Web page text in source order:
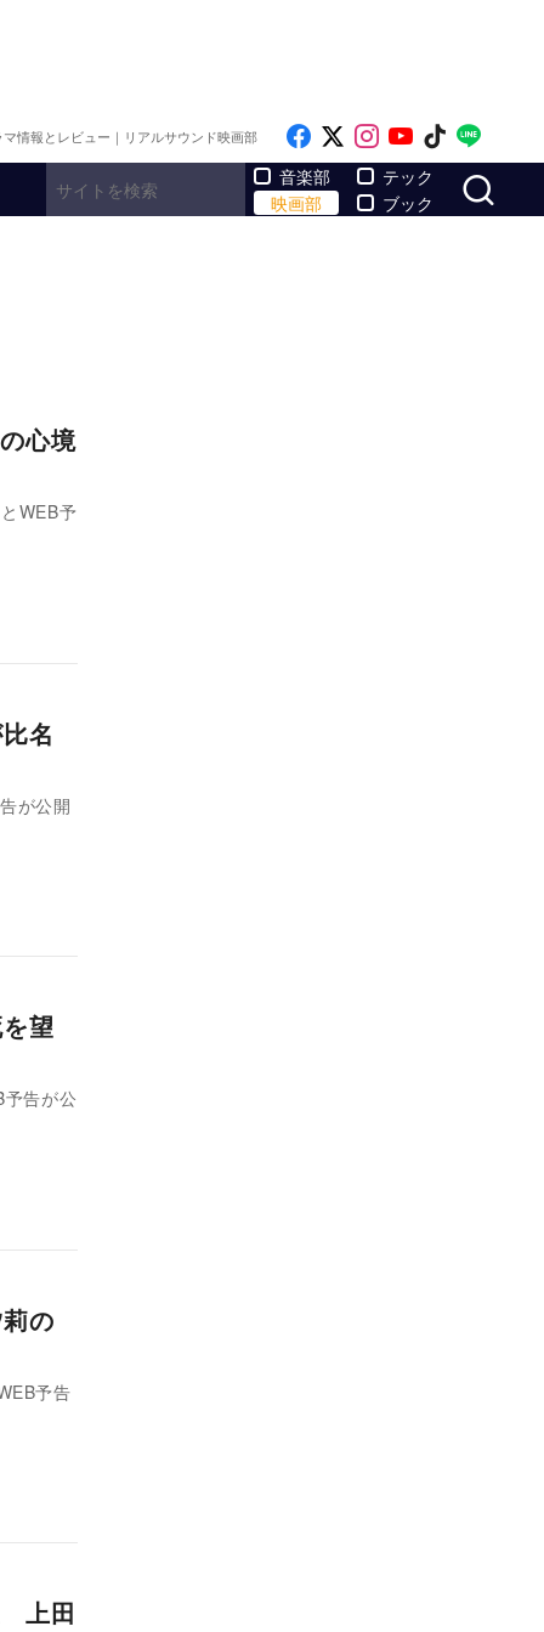
情報とレビュー｜リアルサウンド映画部 Like on Facebook
Follow on x
Follow on
Follow on
Follow
音楽部
映画部
テック
ブック
心境
WEB予
名
が公開
望
告が公
の
予告
上田